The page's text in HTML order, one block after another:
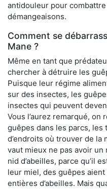
antidouleur pour
démangeaisons.
Comment se
Mane ?
Même en tant que
chercher à détruire les
Puisque leur régime
sur des insectes, les
insectes qui peuvent
Vous l’aurez remarqué,
guêpes dans les parcs,
d’endroits où trouver de
vaut mieux ne pas avoir un
nid d’abeilles, parce qu’il
leur miel, des guêpes
entières d’abeilles. Mais